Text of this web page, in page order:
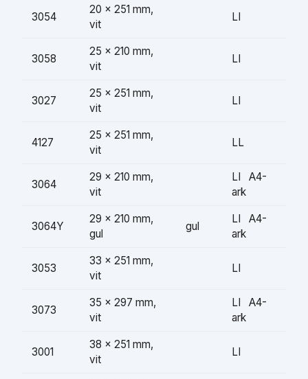
3054
20 × 251 mm,
vit
LI
3058
25 × 210 mm,
vit
LI
3027
25 × 251 mm,
vit
LI
4127
25 × 251 mm,
vit
LL
3064
29 × 210 mm,
vit
LI A4-
ark
3064Y
29 × 210 mm,
gul
gul
LI A4-
ark
3053
33 × 251 mm,
vit
LI
3073
35 × 297 mm,
vit
LI A4-
ark
3001
38 × 251 mm,
vit
LI